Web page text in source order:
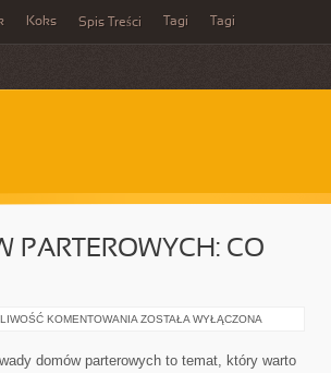
Koks Spis Treści Tagi Tagi
PARTEROWYCH: CO
KOMENTOWANIA ZALETY
DOMÓW
PARTEROWYCH:
ZOSTAŁA WYŁĄCZONA
domów parterowych to temat, który warto